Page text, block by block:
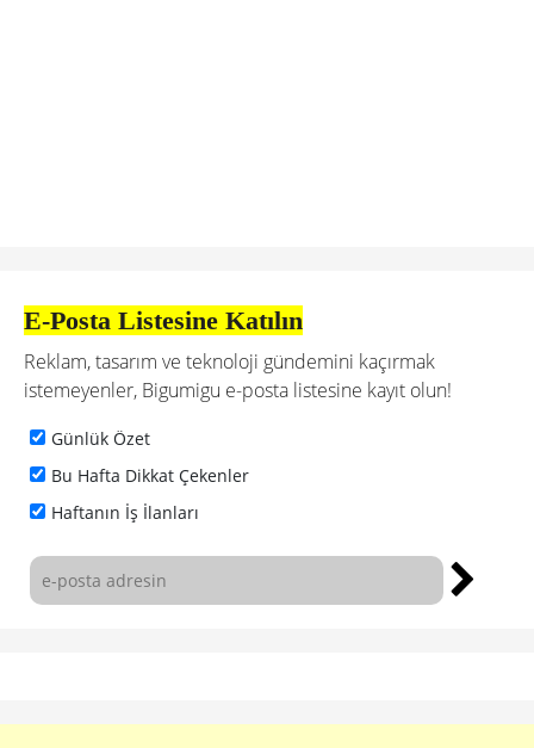
E-Posta Listesine Katılın
Reklam, tasarım ve teknoloji gündemini kaçırmak
istemeyenler, Bigumigu e-posta listesine kayıt olun!
Günlük Özet
Bu Hafta Dikkat Çekenler
Haftanın İş İlanları